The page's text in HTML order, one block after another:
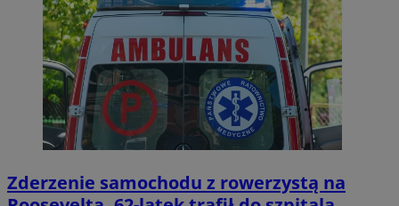
Zderzenie samochodu z rowerzystą na